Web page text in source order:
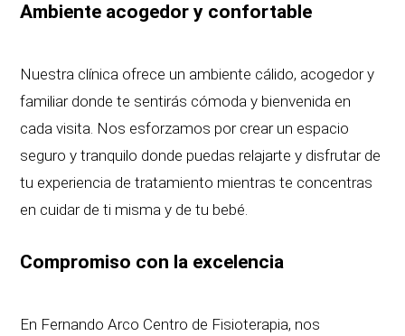
Ambiente acogedor y confortable
Nuestra clínica ofrece un ambiente cálido, acogedor y
familiar donde te sentirás cómoda y bienvenida en
cada visita. Nos esforzamos por crear un espacio
seguro y tranquilo donde puedas relajarte y disfrutar de
tu experiencia de tratamiento mientras te concentras
en cuidar de ti misma y de tu bebé.
Compromiso con la excelencia
En Fernando Arco Centro de Fisioterapia, nos